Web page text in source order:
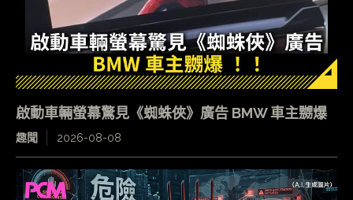
啟動車輛螢幕驚見《蜘蛛俠》廣告 BMW 車主嬲爆
趣聞 2026-08-08